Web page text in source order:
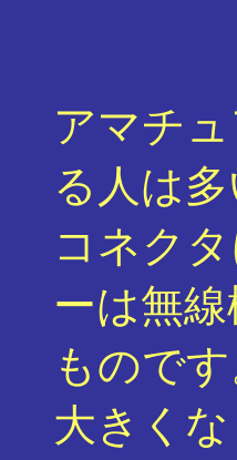
アマチ
る人は
コネク
ーは無
もので
大きく